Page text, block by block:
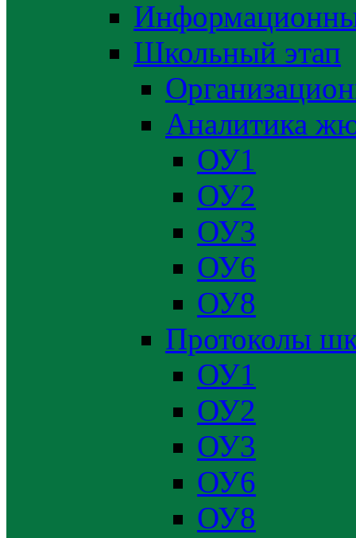
Школьный этап
Аналитика
ОУ1
ОУ2
ОУ3
ОУ6
ОУ8
Протоколы
ОУ1
ОУ2
ОУ3
ОУ6
ОУ8